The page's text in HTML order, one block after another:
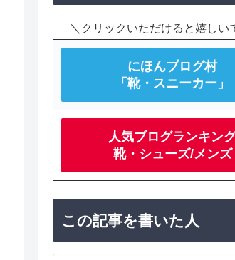
＼クリックいただけると嬉しい
にほんブログ村
「靴・スニーカー」
人気ブログランキン
靴・シューズ/メンズ
この記事を書いた人